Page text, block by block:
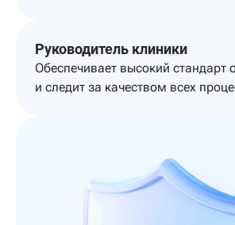
Руководитель клиники
Обеспечивает высокий стандарт
и следит за качеством всех